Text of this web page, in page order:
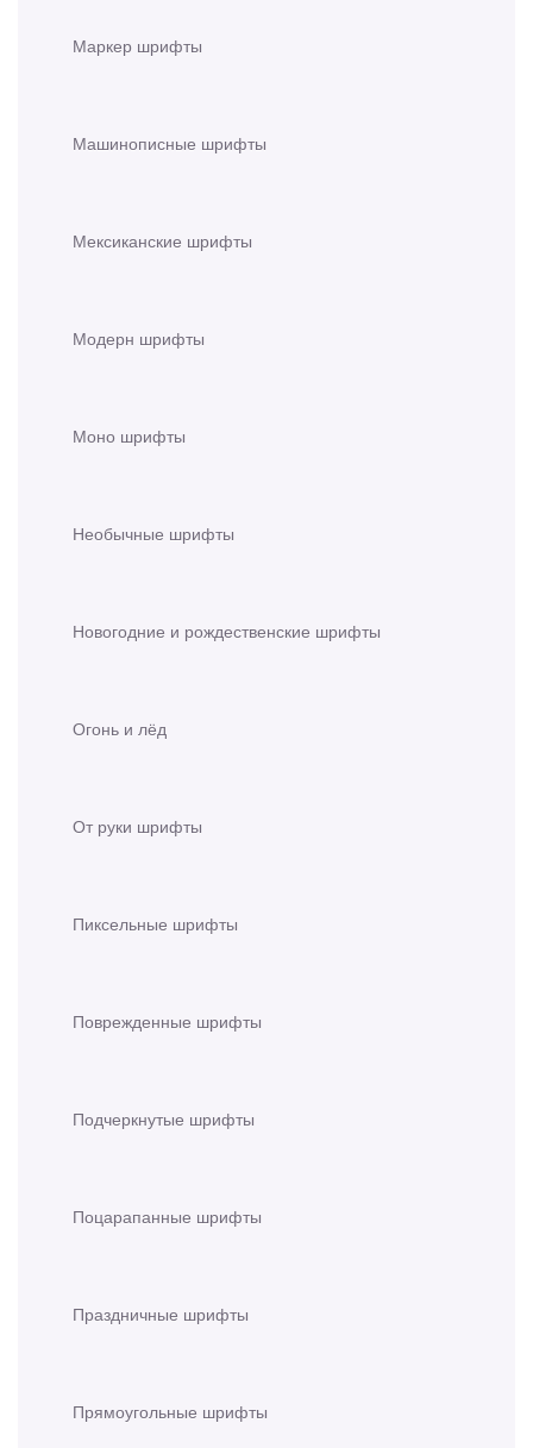
Маркер шрифты
Машинописные шрифты
Мексиканские шрифты
Модерн шрифты
Моно шрифты
Необычные шрифты
Новогодние и рождественские шрифты
Огонь и лёд
От руки шрифты
Пиксельные шрифты
Поврежденные шрифты
Подчеркнутые шрифты
Поцарапанные шрифты
Праздничные шрифты
Прямоугольные шрифты